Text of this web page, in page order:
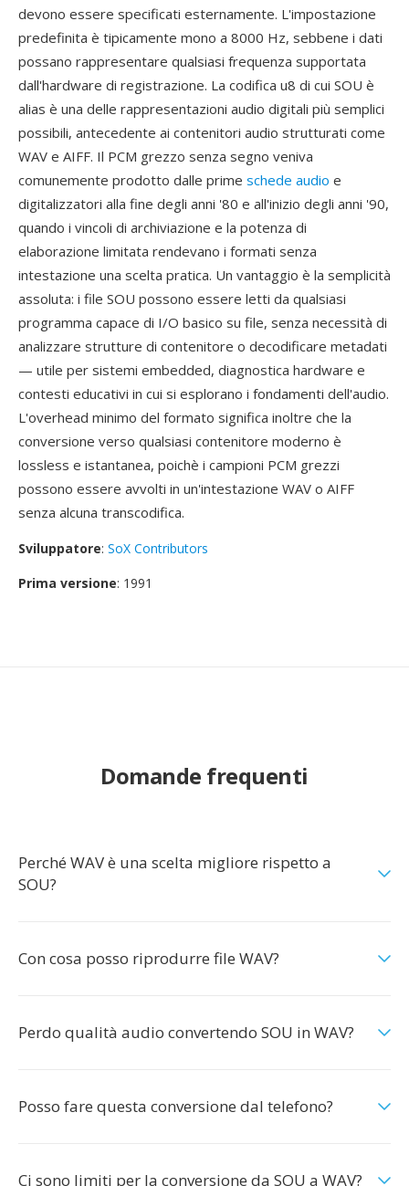
devono essere specificati esternamente. L'impostazione
predefinita è tipicamente mono a 8000 Hz, sebbene i dati
possano rappresentare qualsiasi frequenza supportata
dall'hardware di registrazione. La codifica u8 di cui SOU è
alias è una delle rappresentazioni audio digitali più semplici
possibili, antecedente ai contenitori audio strutturati come
WAV e AIFF. Il PCM grezzo senza segno veniva
comunemente prodotto dalle prime schede audio e
digitalizzatori alla fine degli anni '80 e all'inizio degli anni '90,
quando i vincoli di archiviazione e la potenza di
elaborazione limitata rendevano i formati senza
intestazione una scelta pratica. Un vantaggio è la semplicità
assoluta: i file SOU possono essere letti da qualsiasi
programma capace di I/O basico su file, senza necessità di
analizzare strutture di contenitore o decodificare metadati
— utile per sistemi embedded, diagnostica hardware e
contesti educativi in cui si esplorano i fondamenti dell'audio.
L'overhead minimo del formato significa inoltre che la
conversione verso qualsiasi contenitore moderno è
lossless e istantanea, poichè i campioni PCM grezzi
possono essere avvolti in un'intestazione WAV o AIFF
senza alcuna transcodifica.
Sviluppatore: SoX Contributors
Prima versione: 1991
Domande frequenti
Perché WAV è una scelta migliore rispetto a
SOU?
Con cosa posso riprodurre file WAV?
Perdo qualità audio convertendo SOU in WAV?
Posso fare questa conversione dal telefono?
Ci sono limiti per la conversione da SOU a WAV?